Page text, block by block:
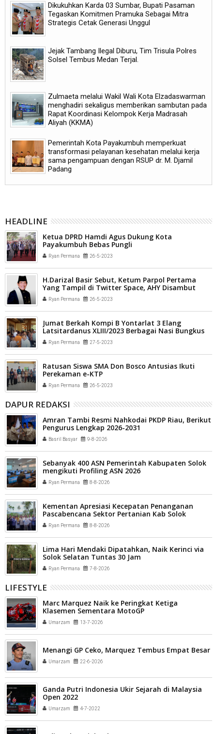
Dikukuhkan Karda 03 Sumbar, Bupati Pasaman
Tegaskan Komitmen Pramuka Sebagai Mitra
Strategis Cetak Generasi Unggul
Jejak Tambang Ilegal Diburu, Tim Trisula Polres
Solsel Tembus Medan Terjal.
Zulmaeta melalui Wakil Wali Kota Elzadaswarman
menghadiri sekaligus memberikan sambutan pada
Rapat Koordinasi Kelompok Kerja Madrasah
Aliyah (KKMA)
Pemerintah Kota Payakumbuh memperkuat
transformasi pelayanan kesehatan melalui kerja
sama pengampuan dengan RSUP dr. M. Djamil
Padang
HEADLINE
Ketua DPRD Hamdi Agus Dukung Kota
Payakumbuh Bebas Pungli
Ryan Permana 26-5-2023
H.Darizal Basir Sebut, Ketum Parpol Pertama
Yang Tampil di Twitter Space, AHY Disambut
Antusias Para Netizen
Ryan Permana 26-5-2023
Jumat Berkah Kompi B Yontarlat 3 Elang
Latsitardanus XLIII/2023 Berbagai Nasi Bungkus
Ryan Permana 27-5-2023
Ratusan Siswa SMA Don Bosco Antusias Ikuti
Perekaman e-KTP
Ryan Permana 26-5-2023
DAPUR REDAKSI
Amran Tambi Resmi Nahkodai PKDP Riau, Berikut
Pengurus Lengkap 2026-2031
Basril Basyar 9-8-2026
Sebanyak 400 ASN Pemerintah Kabupaten Solok
mengikuti Profiling ASN 2026
Ryan Permana 8-8-2026
Kementan Apresiasi Kecepatan Penanganan
Pascabencana Sektor Pertanian Kab Solok
Ryan Permana 8-8-2026
Lima Hari Mendaki Dipatahkan, Naik Kerinci via
Solok Selatan Tuntas 30 Jam
Ryan Permana 7-8-2026
LIFESTYLE
Marc Marquez Naik ke Peringkat Ketiga
Klasemen Sementara MotoGP
Umarzam 13-7-2026
Menangi GP Ceko, Marquez Tembus Empat Besar
Umarzam 22-6-2026
Ganda Putri Indonesia Ukir Sejarah di Malaysia
Open 2022
Umarzam 4-7-2022